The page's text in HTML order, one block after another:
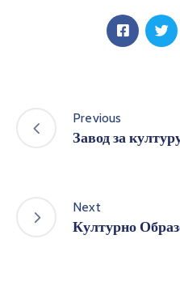
Previous
Завод за
Next
Културно